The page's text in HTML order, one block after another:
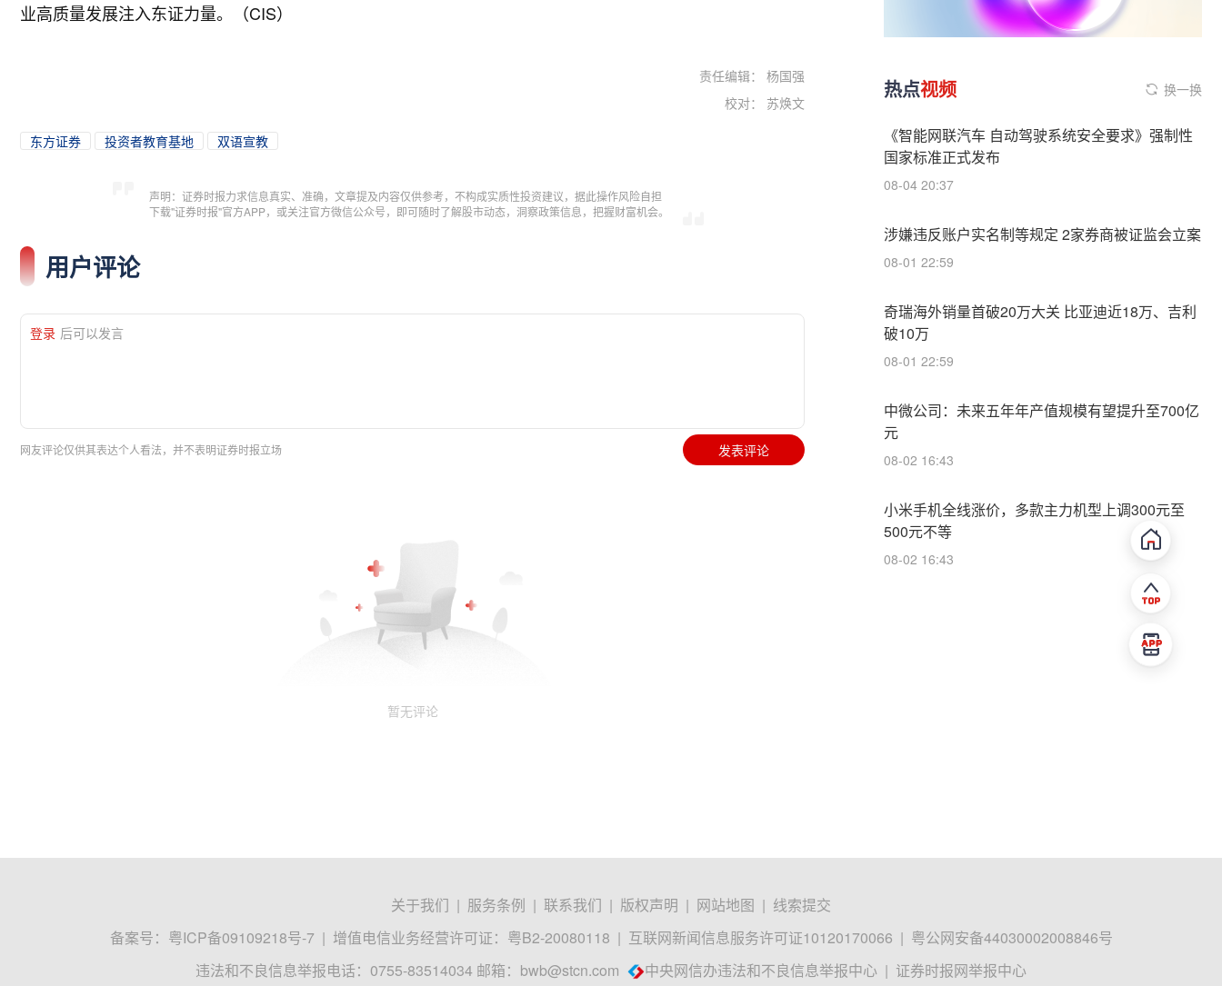
业高质量发展注入东证力量。（CIS）
责任编辑： 杨国强
校对： 苏焕文
东方证券 投资者教育基地 双语宣教
声明：证券时报力求信息真实、准确，文章提及内容仅供参考，不构成实质性投资建议，据此操作风险自担
下载"证券时报"官方APP，或关注官方微信公众号，即可随时了解股市动态，洞察政策信息，把握财富机会。
用户评论
登录 后可以发言
网友评论仅供其表达个人看法，并不表明证券时报立场 发表评论
暂无评论
热点视频 换一换
《智能网联汽车 自动驾驶系统安全要求》强制性
国家标准正式发布
08-04 20:37
涉嫌违反账户实名制等规定 2家券商被证监会立案
08-01 22:59
奇瑞海外销量首破20万大关 比亚迪近18万、吉利
破10万
08-01 22:59
中微公司：未来五年年产值规模有望提升至700亿
元
08-02 16:43
小米手机全线涨价，多款主力机型上调300元至
500元不等
08-02 16:43
关于我们 | 服务条例 | 联系我们 | 版权声明 | 网站地图 | 线索提交
备案号： 粤ICP备09109218号-7 | 增值电信业务经营许可证：粤B2-20080118 | 互联网新闻信息服务许可证10120170066 | 粤公网安备44030002008846号
违法和不良信息举报电话：0755-83514034 邮箱： bwb@stcn.com 中央网信办违法和不良信息举报中心 | 证券时报网举报中心